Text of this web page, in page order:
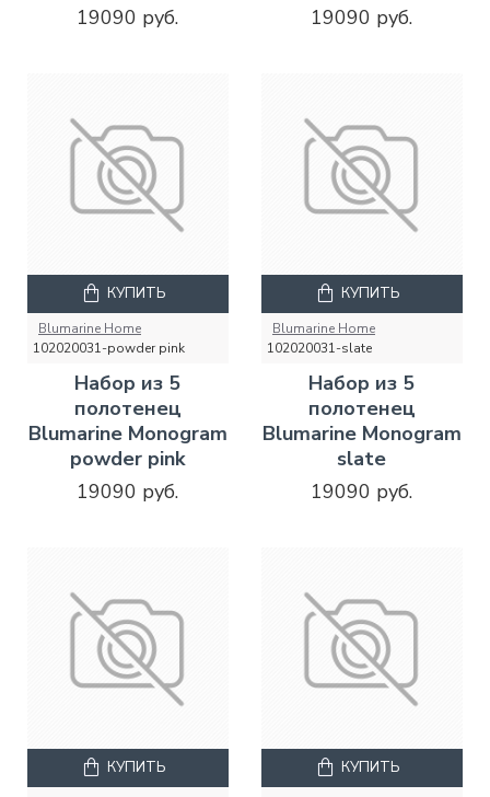
19090 руб.
19090 руб.
Blumarine Home
102020031-powder pink
Набор из 5
полотенец
Blumarine Monogram
powder pink
19090 руб.
КУПИТЬ
Blumarine Home
102020031-slate
Набор из 5
полотенец
Blumarine Monogram
slate
19090 руб.
КУПИТЬ
КУПИТЬ КУПИТЬ